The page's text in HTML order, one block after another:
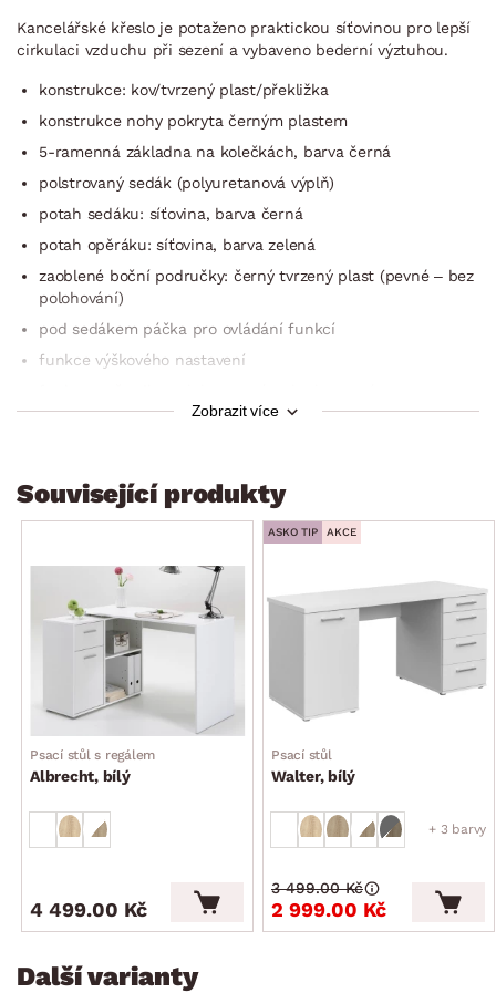
Kancelářské křeslo je potaženo praktickou síťovinou pro lepší
cirkulaci vzduchu při sezení a vybaveno bederní výztuhou.
konstrukce: kov/tvrzený plast/překližka
konstrukce nohy pokryta černým plastem
5-ramenná základna na kolečkách, barva černá
polstrovaný sedák (polyuretanová výplň)
potah sedáku: síťovina, barva černá
potah opěráku: síťovina, barva zelená
zaoblené boční područky: černý tvrzený plast (pevné – bez
polohování)
pod sedákem páčka pro ovládání funkcí
funkce výškového nastavení
max. doporučená nosnost do 120 kg
Zobrazit více
Související produkty
Psací stůl s regálem
Albrecht, bílý
4 499.00 Kč
ASKO TIP AKCE
Psací stůl
Walter, bílý
+ 3 barvy
2 999.00 Kč
3 499.00 Kč
Další varianty